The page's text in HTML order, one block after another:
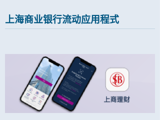
上海商业银行流动应用程式